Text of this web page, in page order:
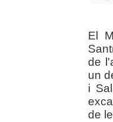
El
de
un
i
de